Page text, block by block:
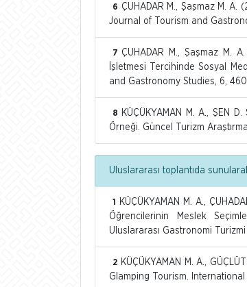
6 ÇUHADAR M., Şaşmaz M.
Journal of Tourism and
7 ÇUHADAR M., Şaşmaz M.
İşletmesi Tercihinde Sosyal
and Gastronomy Studies, 6,
8
KÜÇÜKYAMAN M. A., ŞEN
Örneği. Güncel Turizm
Uluslararası toplantıda
1
KÜÇÜKYAMAN M. A.,
Öğrencilerinin Meslek
Uluslararası Gastronomi Turizmi
2 KÜÇÜKYAMAN M. A.,
Glamping Tourism.